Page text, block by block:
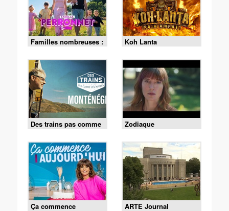
Familles nombreuses :
la vie en XXL
Koh Lanta
Des trains pas comme
les autres
Zodiaque
Ça commence ARTE Journal